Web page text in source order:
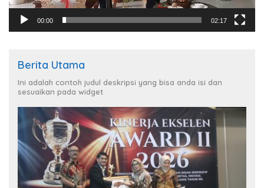
00:00 02:17
Berita Utama
Ini adalah contoh judul deskripsi yang bisa anda isi dan
sesuaikan pada widget